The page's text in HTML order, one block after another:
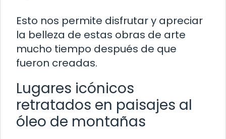
Esto nos permite disfrutar y apreciar
la belleza de estas obras de arte
mucho tiempo después de que
fueron creadas.
Lugares icónicos
retratados en paisajes al
óleo de montañas